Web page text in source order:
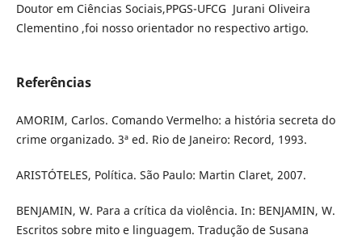
Doutor em Ciências Sociais,PPGS-UFCG Jurani Oliveira
Clementino ,foi nosso orientador no respectivo artigo.
Referências
AMORIM, Carlos. Comando Vermelho: a história secreta do
crime organizado. 3ª ed. Rio de Janeiro: Record, 1993.
ARISTÓTELES, Política. São Paulo: Martin Claret, 2007.
BENJAMIN, W. Para a crítica da violência. In: BENJAMIN, W.
Escritos sobre mito e linguagem. Tradução de Susana